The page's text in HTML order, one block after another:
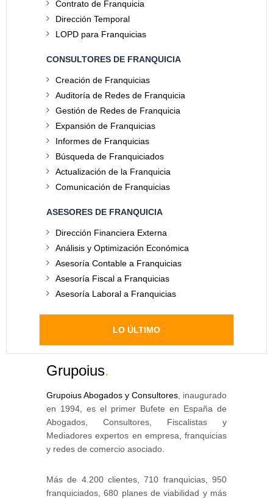
Contrato de Franquicia
Dirección Temporal
LOPD para Franquicias
CONSULTORES DE FRANQUICIA
Creación de Franquicias
Auditoría de Redes de Franquicia
Gestión de Redes de Franquicia
Expansión de Franquicias
Informes de Franquicias
Búsqueda de Franquiciados
Actualización de la Franquicia
Comunicación de Franquicias
ASESORES DE FRANQUICIA
Dirección Financiera Externa
Análisis y Optimización Económica
Asesoría Contable a Franquicias
Asesoría Fiscal a Franquicias
Asesoría Laboral a Franquicias
LO ÚLTIMO
Grupoius.
Grupoius Abogados y Consultores , inaugurado
en 1994, es el primer Bufete en España de
Abogados, Consultores, Fiscalistas y
Mediadores expertos en empresa, franquicias
y redes de comercio asociado.
Más de 4.200 clientes, 710 franquicias, 950
franquiciados, 680 planes de viabilidad y más